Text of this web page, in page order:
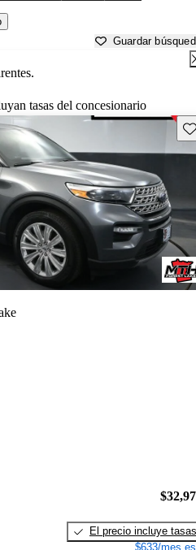
Guardar
tasas del concesionario
El precio incluye tasas
$633/mes